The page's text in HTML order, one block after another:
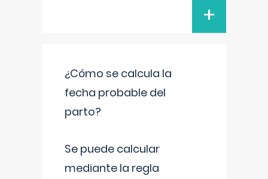
+
¿Cómo se calcula la
fecha probable del
parto?
Se puede calcular
mediante la regla